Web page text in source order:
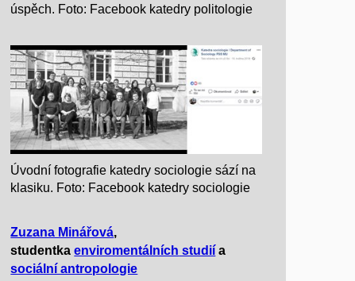
úspěch. Foto: Facebook katedry politologie
Úvodní fotografie katedry sociologie sází na
klasiku. Foto: Facebook katedry sociologie
Zuzana Minářová,
studentkaenviromentálních studií a
sociální antropologie